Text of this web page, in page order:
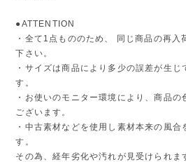
●ATTENTION
・全て1点もののため、 同じ商品の再入
下さい。
・サイズは商品により多少の誤差が生じ
す。
・お使いのモニター環境により、商品
ございます。
・中古素材などを使用し素材本来の風合
す。
その為、経年劣化や汚れが見受けられま